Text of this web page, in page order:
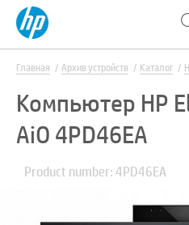
Главная Архив устройств Каталог
Компьютер HP
AiO 4PD46EA
Product number: 4PD46EA